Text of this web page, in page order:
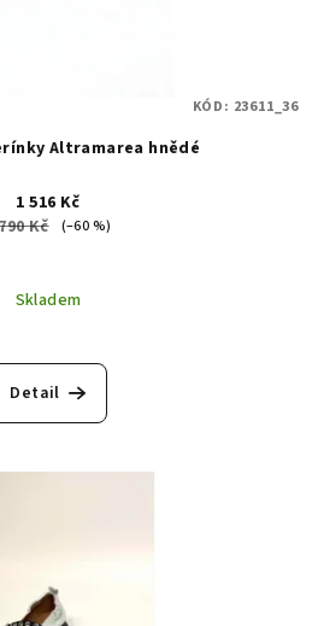
Altramarea hnědé
1 516 Kč
Kč
(–60 %)
Skladem
Detail
KÓD: 23611_36